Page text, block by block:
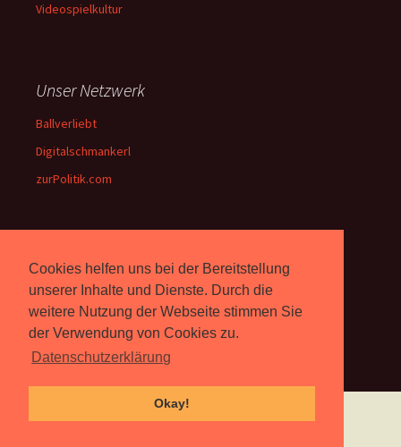
Cookies helfen uns bei der Bereitstellung
unserer Inhalte und Dienste. Durch die
weitere Nutzung der Webseite stimmen Sie
der Verwendung von Cookies zu.
Datenschutzerklärung
Okay!
Videospielkultur
Unser Netzwerk
Ballverliebt
Digitalschmankerl
zurPolitik.com
Über Uns
Rebell.atberichtet seit 2003
unabhängig über Computer-
und Videospiele. (Impressum)